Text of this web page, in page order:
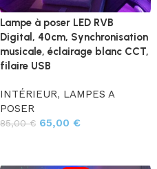
Lampe à poser LED RVB
Digital, 40cm, Synchronisation
musicale, éclairage blanc CCT,
filaire USB
INTÉRIEUR, LAMPES A
POSER
85,00€ 65,00 €